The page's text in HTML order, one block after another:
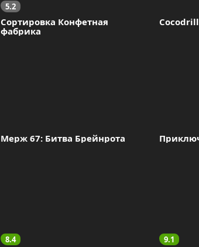
5.2
Сортировка Конфетная
фабрика
Мерж 67: Битва Брейнрота
8.4 9.1